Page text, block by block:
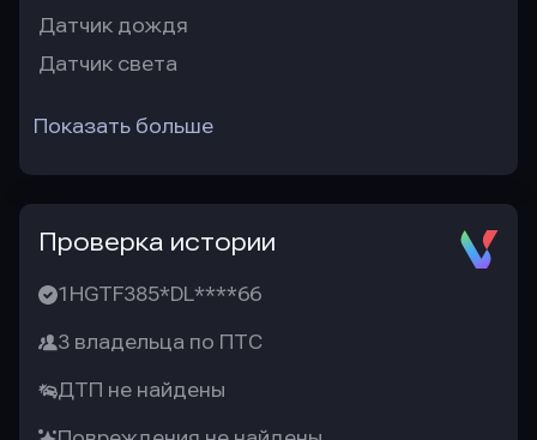
Датчик дождя
Датчик света
Показать больше
Проверка истории
1HGTF385*DL****66
3 владельца по ПТС
ДТП не найдены